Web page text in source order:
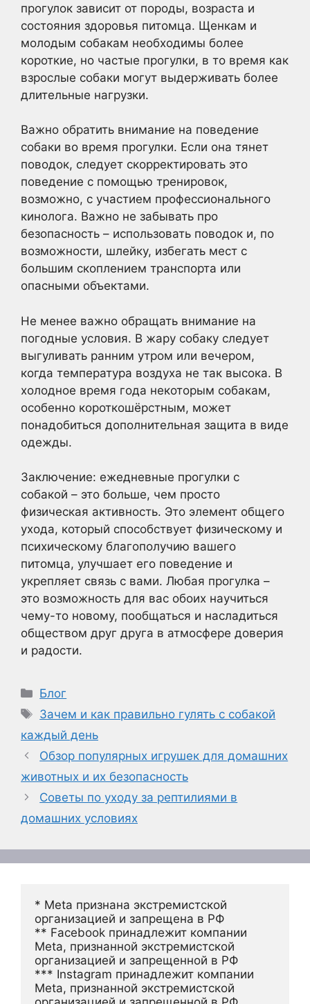
прогулок зависит от породы, возраста и
состояния здоровья питомца. Щенкам и
молодым собакам необходимы более
короткие, но частые прогулки, в то время как
взрослые собаки могут выдерживать более
длительные нагрузки.
Важно обратить внимание на поведение
собаки во время прогулки. Если она тянет
поводок, следует скорректировать это
поведение с помощью тренировок,
возможно, с участием профессионального
кинолога. Важно не забывать про
безопасность – использовать поводок и, по
возможности, шлейку, избегать мест с
большим скоплением транспорта или
опасными объектами.
Не менее важно обращать внимание на
погодные условия. В жару собаку следует
выгуливать ранним утром или вечером,
когда температура воздуха не так высока. В
холодное время года некоторым собакам,
особенно короткошёрстным, может
понадобиться дополнительная защита в виде
одежды.
Заключение: ежедневные прогулки с
собакой – это больше, чем просто
физическая активность. Это элемент общего
ухода, который способствует физическому и
психическому благополучию вашего
питомца, улучшает его поведение и
укрепляет связь с вами. Любая прогулка –
это возможность для вас обоих научиться
чему-то новому, пообщаться и насладиться
обществом друг друга в атмосфере доверия
и радости.
Рубрики
Блог
Метки
Зачем и как правильно гулять с собакой
каждый день
Обзор популярных игрушек для домашних
животных и их безопасность
Советы по уходу за рептилиями в
домашних условиях
* Meta признана экстремистской
организацией и запрещена в РФ
** Facebook принадлежит компании
Meta, признанной экстремистской
организацией и запрещенной в РФ
*** Instagram принадлежит компании
Meta, признанной экстремистской